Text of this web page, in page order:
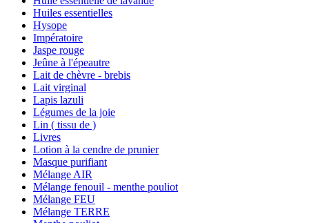
Huiles essentielles
Hysope
Impératoire
Jaspe rouge
Jeûne à l'épeautre
Lait de chèvre - brebis
Lait virginal
Lapis lazuli
Légumes de la joie
Lin ( tissu de )
Livres
Lotion à la cendre de prunier
Masque purifiant
Mélange AIR
Mélange fenouil - menthe pouliot
Mélange FEU
Mélange TERRE